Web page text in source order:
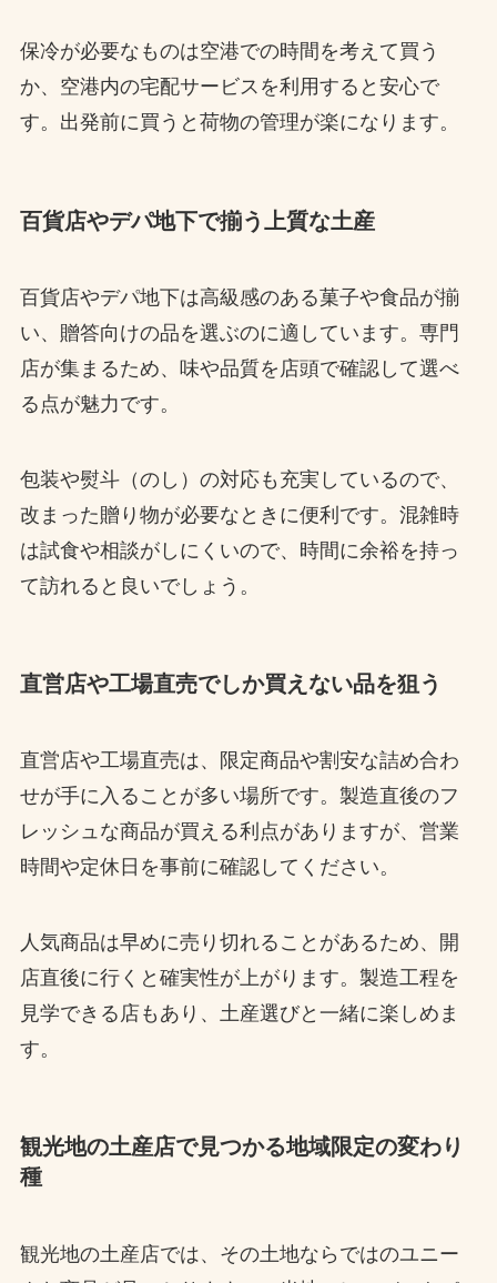
保冷が必要なものは空港での時間を考えて買う
か、空港内の宅配サービスを利用すると安心で
す。出発前に買うと荷物の管理が楽になります。
百貨店やデパ地下で揃う上質な土産
百貨店やデパ地下は高級感のある菓子や食品が揃
い、贈答向けの品を選ぶのに適しています。専門
店が集まるため、味や品質を店頭で確認して選べ
る点が魅力です。
包装や熨斗（のし）の対応も充実しているので、
改まった贈り物が必要なときに便利です。混雑時
は試食や相談がしにくいので、時間に余裕を持っ
て訪れると良いでしょう。
直営店や工場直売でしか買えない品を狙う
直営店や工場直売は、限定商品や割安な詰め合わ
せが手に入ることが多い場所です。製造直後のフ
レッシュな商品が買える利点がありますが、営業
時間や定休日を事前に確認してください。
人気商品は早めに売り切れることがあるため、開
店直後に行くと確実性が上がります。製造工程を
見学できる店もあり、土産選びと一緒に楽しめま
す。
観光地の土産店で見つかる地域限定の変わり
種
観光地の土産店では、その土地ならではのユニー